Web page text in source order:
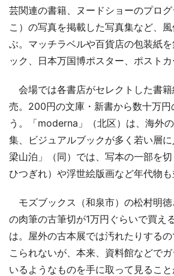
芸関連の書籍、ヌードショーのプロ
こ）の写真を掲載した写真集など、
ぶ。マッチラベルや百貨店の包装紙
ック、日本万国博ポスター、ポストカ
会場では各書店がセレクトした書
売。200円の文庫・新書から数十万円
う。「moderna」（北区）は、海外
集、ビジュアルブックが多く若い層
梁山泊」（同）では、写本の一部を
ひつぎれ）や浮世絵版画など年代物も
モズブックス（和泉市）の松村明
の肉筆の古筆切が1万円ぐらいで買え
は。屋外の古本展では汚れたりする
こられないが、本来、資料館などで
いるようなものを手に取って見るこ